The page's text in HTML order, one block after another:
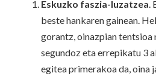
Eskuzko faszia-luzatzea.
beste hankaren gainean.
gorantz, oinazpian tentsioa
segundoz eta errepikatu 3
egitea primerakoa da, oina